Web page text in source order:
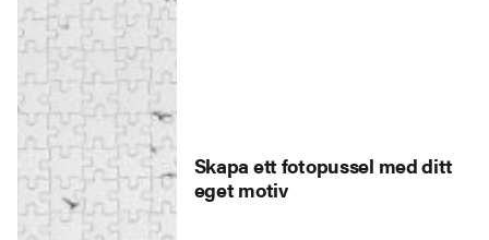
Skapa ett fotopussel med ditt
eget motiv